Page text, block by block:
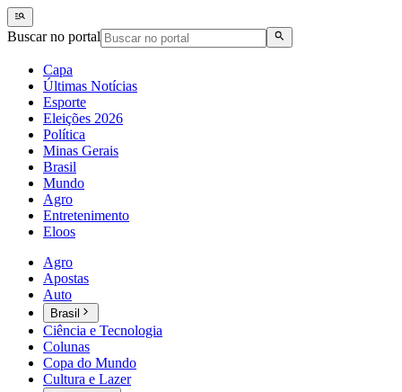
Buscar no portal
Capa
Últimas Notícias
Esporte
Eleições 2026
Política
Minas Gerais
Brasil
Mundo
Agro
Entretenimento
Eloos
Agro
Apostas
Auto
Brasil
Ciência e Tecnologia
Colunas
Copa do Mundo
Cultura e Lazer